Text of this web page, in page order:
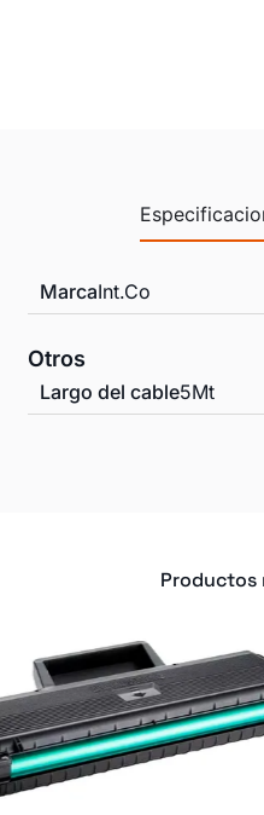
MarcaInt.Co
Otros
Largo del cable5Mt
Productos